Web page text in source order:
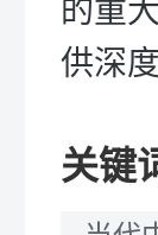
的重
供深
关键